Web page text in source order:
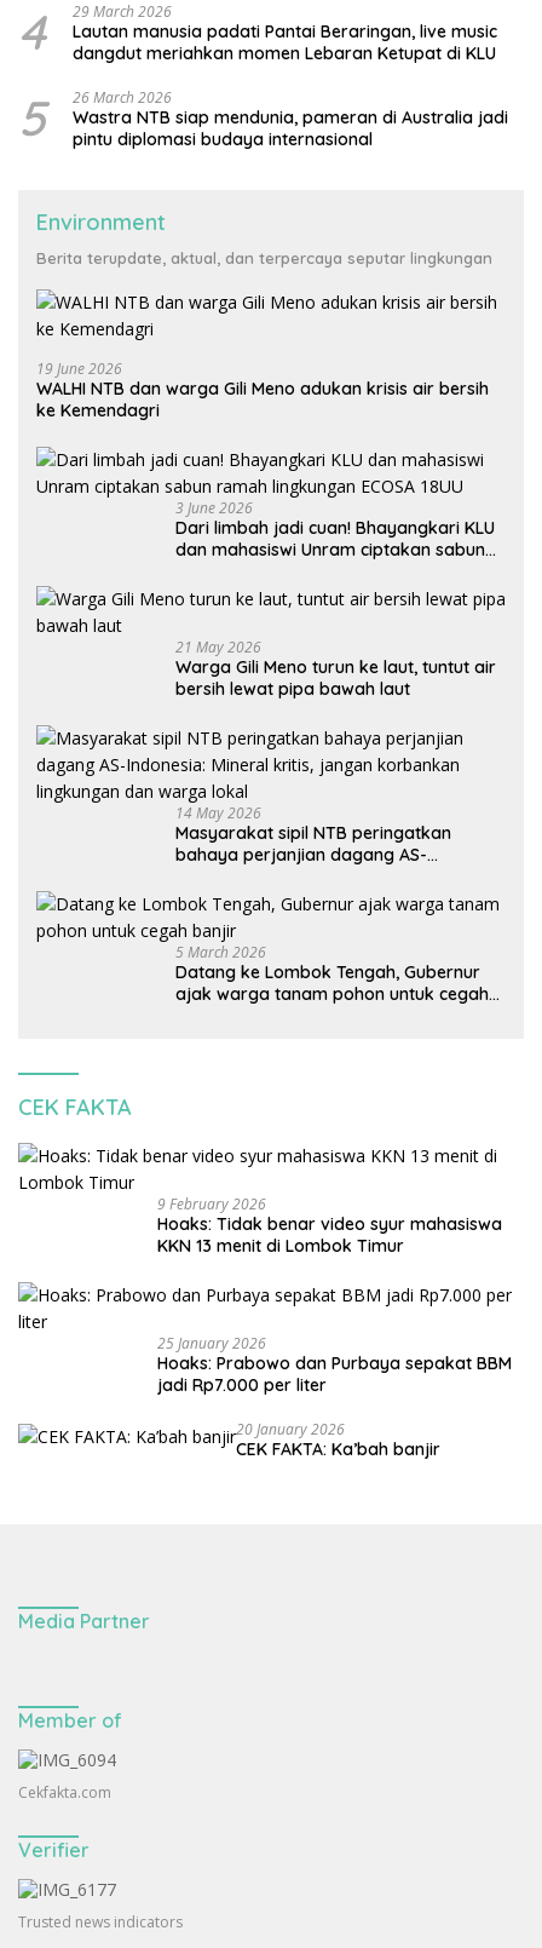
4 29 March 2026
Lautan manusia padati Pantai Beraringan, live music
dangdut meriahkan momen Lebaran Ketupat di KLU
5 26 March 2026
Wastra NTB siap mendunia, pameran di Australia jadi
pintu diplomasi budaya internasional
Environment
Berita terupdate, aktual, dan terpercaya seputar lingkungan
19 June 2026
WALHI NTB dan warga Gili Meno adukan krisis air bersih
ke Kemendagri
3 June 2026
Dari limbah jadi cuan! Bhayangkari KLU
dan mahasiswi Unram ciptakan sabun
21 May 2026
Warga Gili Meno turun ke laut, tuntut air
bersih lewat pipa bawah laut
14 May 2026
Masyarakat sipil NTB peringatkan
bahaya perjanjian dagang AS-
korbankan lingkungan dan warga lokal
5 March 2026
Datang ke Lombok Tengah, Gubernur
ajak warga tanam pohon untuk cegah
CEK FAKTA
9 February 2026
Hoaks: Tidak benar video syur mahasiswa
KKN 13 menit di Lombok Timur
25 January 2026
Hoaks: Prabowo dan Purbaya sepakat BBM
jadi Rp7.000 per liter
20 January 2026
CEK FAKTA: Ka’bah banjir
Media Partner
Member of
Cekfakta.com
Verifier
Trusted news indicators